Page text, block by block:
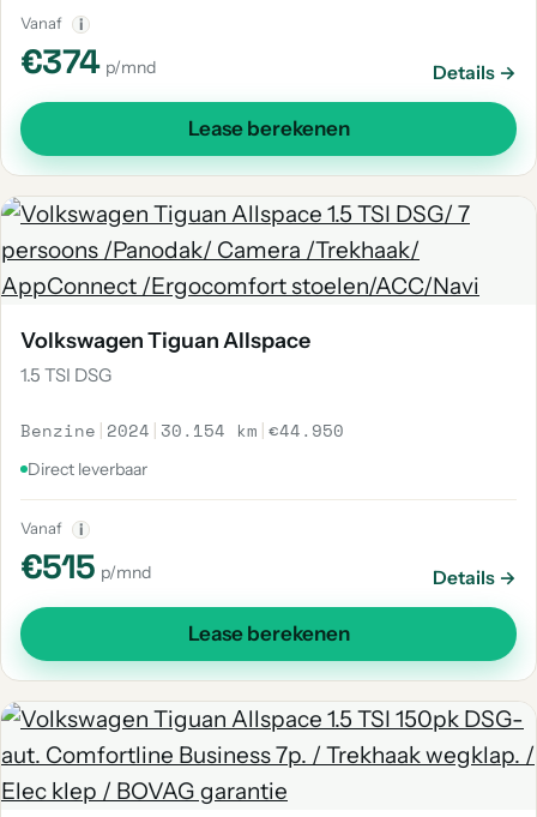
Vanaf i
€374 p/mnd Details →
Lease berekenen
Volkswagen Tiguan Allspace
1.5 TSI DSG
Benzine | 2024 | 30.154 km |€44.950
Direct leverbaar
Vanaf i
€515 p/mnd Details →
Lease berekenen